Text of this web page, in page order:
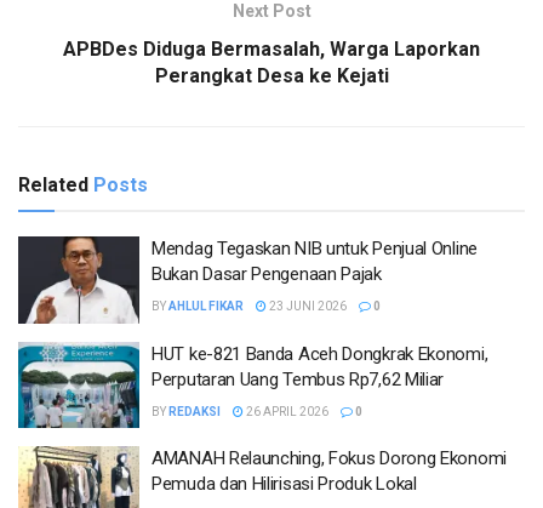
Next Post
APBDes Diduga Bermasalah, Warga Laporkan
Perangkat Desa ke Kejati
Related Posts
Mendag Tegaskan NIB untuk Penjual Online
Bukan Dasar Pengenaan Pajak
BYAHLUL FIKAR 23 JUNI 2026 0
HUT ke-821 Banda Aceh Dongkrak Ekonomi,
Perputaran Uang Tembus Rp7,62 Miliar
BY REDAKSI 26 APRIL 2026 0
AMANAH Relaunching, Fokus Dorong Ekonomi
Pemuda dan Hilirisasi Produk Lokal